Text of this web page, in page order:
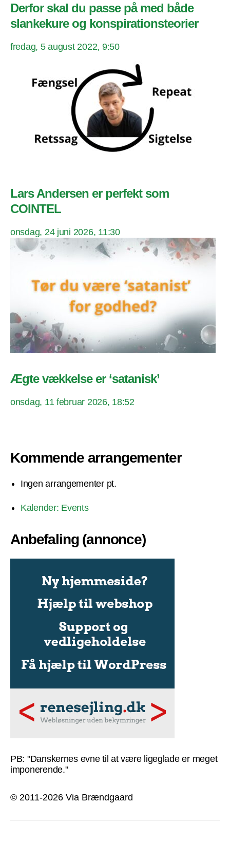
Derfor skal du passe på med både
slankekure og konspirationsteorier
fredag, 5 august 2022, 9:50
Lars Andersen er perfekt som
COINTEL
onsdag, 24 juni 2026, 11:30
Ægte vækkelse er ‘satanisk’
onsdag, 11 februar 2026, 18:52
Kommende arrangementer
Ingen arrangementer pt.
Kalender: Events
Anbefaling (annonce)
PB: "Danskernes evne til at være ligeglade er meget
imponerende."
© 2011-2026 Via Brændgaard